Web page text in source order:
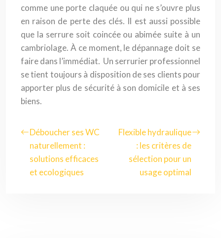
comme une porte claquée ou qui ne s’ouvre plus
en raison de perte des clés. Il est aussi possible
que la serrure soit coincée ou abimée suite à un
cambriolage. À ce moment, le dépannage doit se
faire dans l’immédiat. Un serrurier professionnel
se tient toujours à disposition de ses clients pour
apporter plus de sécurité à son domicile et à ses
biens.
Déboucher ses WC
naturellement :
solutions efficaces
et ecologiques
Flexible hydraulique
: les critères de
sélection pour un
usage optimal